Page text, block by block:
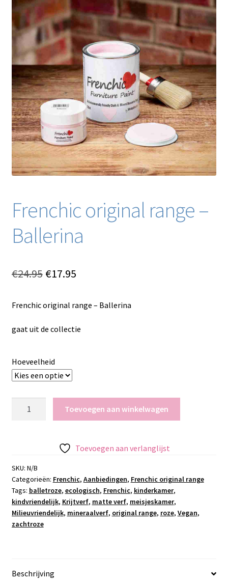
Blog / DIY / Tutorials
Over mij
Contact
Frenchic original range –
Ballerina
€24.95 Oorspronkelijke
was:
€24.95.
€17.95Huidige
is:
€17.95.
Frenchic original range – Ballerina
gaat uit de collectie
Hoeveelheid
aantal
Toevoegen aan winkelwagen
Toevoegen aan verlanglijst
SKU: N/B
Categorieën: Frenchic, Aanbiedingen, Frenchic original range
Tags: balletroze, ecologisch, Frenchic, kinderkamer,
kindvriendelijk, Krijtverf, matte verf, meisjeskamer,
Milieuvriendelijk, mineraalverf, original range, roze, Vegan,
zachtroze
Beschrijving